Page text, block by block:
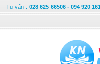
Tư vấn : 028 625 66506 - 094 920